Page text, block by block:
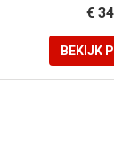
€
BEKIJK